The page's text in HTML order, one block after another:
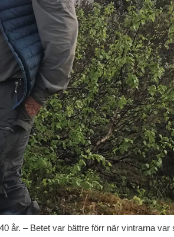
år. – Betet var bättre förr när vintrarna